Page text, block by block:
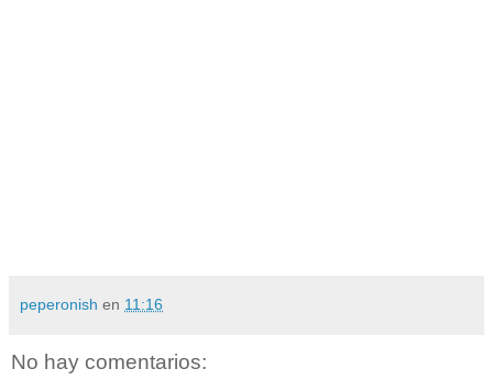
peperonish en 11:16
No hay comentarios: